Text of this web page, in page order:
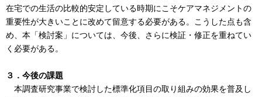
在宅での生活の比較的安定している時期にこそケアマネジメントの
重要性が大きいことに改めて留意する必要がある。こうした点も含
め、本「検討案」については、今後、さらに検証・修正を重ねてい
く必要がある。
３．今後の課題
本調査研究事業で検討した標準化項目の取り組みの効果を普及し